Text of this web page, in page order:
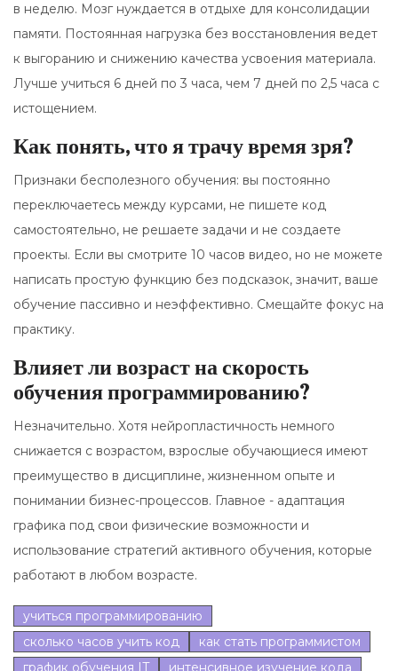
в неделю. Мозг нуждается в отдыхе для консолидации
памяти. Постоянная нагрузка без восстановления ведет
к выгоранию и снижению качества усвоения материала.
Лучше учиться 6 дней по 3 часа, чем 7 дней по 2,5 часа с
истощением.
Как понять, что я трачу время зря?
Признаки бесполезного обучения: вы постоянно
переключаетесь между курсами, не пишете код
самостоятельно, не решаете задачи и не создаете
проекты. Если вы смотрите 10 часов видео, но не можете
написать простую функцию без подсказок, значит, ваше
обучение пассивно и неэффективно. Смещайте фокус на
практику.
Влияет ли возраст на скорость
обучения программированию?
Незначительно. Хотя нейропластичность немного
снижается с возрастом, взрослые обучающиеся имеют
преимущество в дисциплине, жизненном опыте и
понимании бизнес-процессов. Главное - адаптация
графика под свои физические возможности и
использование стратегий активного обучения, которые
работают в любом возрасте.
учиться программированию
сколько часов учить код
как стать программистом
график обучения IT
интенсивное изучение кода